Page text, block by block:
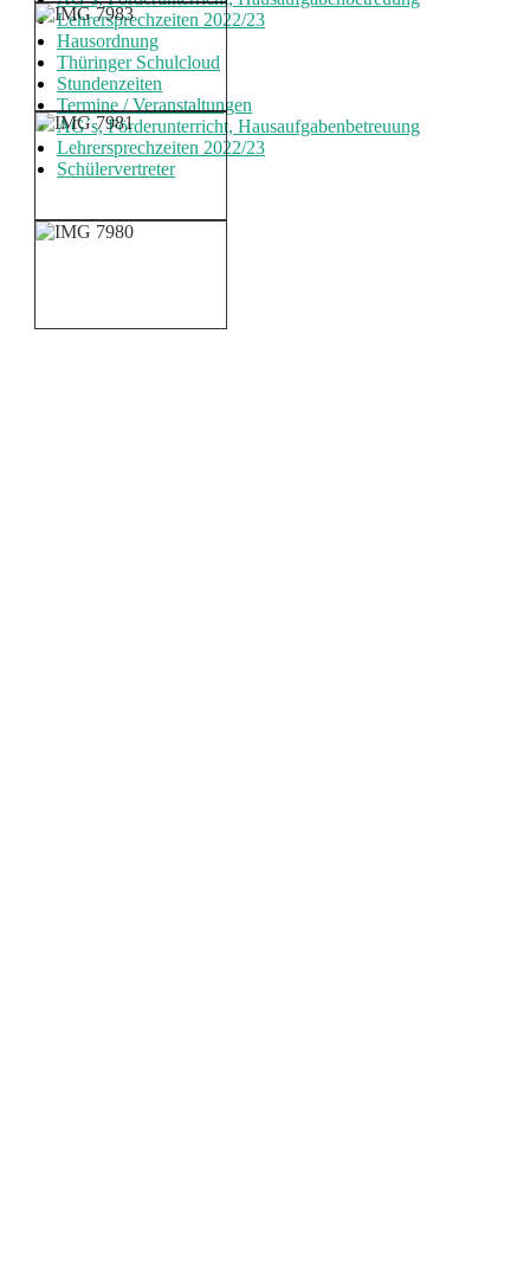
Lehrersprechzeiten 2022/23
Hausordnung
Thüringer Schulcloud
Stundenzeiten
Termine / Veranstaltungen
AG´s, Förderunterricht, Hausaufgabenbetreuung
Lehrersprechzeiten 2022/23
Schülervertreter